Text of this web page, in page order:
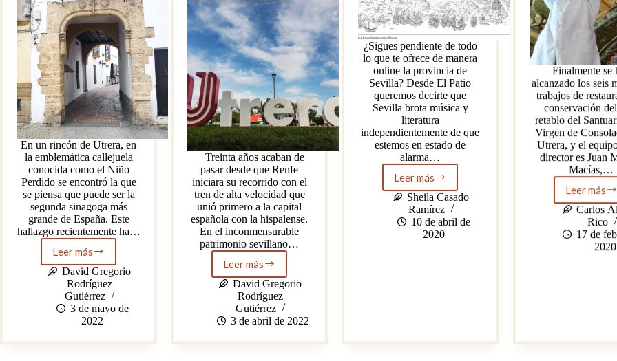
En un rincón de Utrera, en
la emblemática callejuela
conocida como el Niño
Perdido se encontró la que
se piensa que puede ser la
segunda sinagoga más
grande de España. Este
hallazgo recientemente ha…
Leer más
El
descubrimiento
de
la
sinagoga
y
cruz
David Gregorio
Rodríguez
Gutiérrez
3 de mayo de
2022
Treinta años acaban de
pasar desde que Renfe
iniciara su recorrido con el
tren de alta velocidad que
unió primero a la capital
española con la hispalense.
En el inconmensurable
patrimonio sevillano…
Leer más
Tren
a
la
tierra
del
Utrera
David Gregorio
Rodríguez
Gutiérrez
3 de abril de 2022
¿Sigues pendiente de todo
lo que te ofrece de manera
online la provincia de
Sevilla? Desde El Patio
queremos decirte que
Sevilla brota música y
literatura
independientemente de que
estemos en estado de
alarma…
Leer más
A
la
vanguardia
cultural
(literatura,
Sheila Casado
Ramírez
10 de abril de
2020
Finalmente se
alcanzado los seis
trabajos de
conservación
retablo del
Virgen de
Utrera, y el
director es Juan
Macías,…
Leer más
La
del
del
del
Carlos
Rico
17 de
2020